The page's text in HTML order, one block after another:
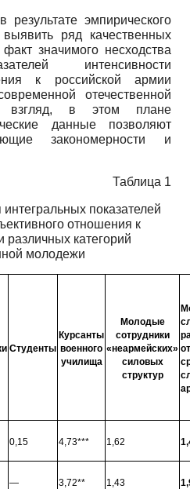
эмпирического
ряд качественных
значимого несходства
интенсивности
к российской армии
отечественной
в этом плане
данные позволяют
закономерности и
Таблица 1
показателей
отношения к
различных категорий
молодежи
Студенты
Курсанты
военного
училища
Молодые
сотрудники
«неармейских»
силовых
структур
0,15 4,73*** 1,62
— 3,72** 1,43